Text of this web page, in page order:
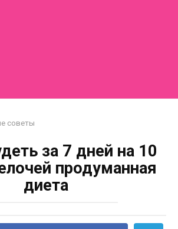
советы
за 7 дней на 10
продуманная
диета